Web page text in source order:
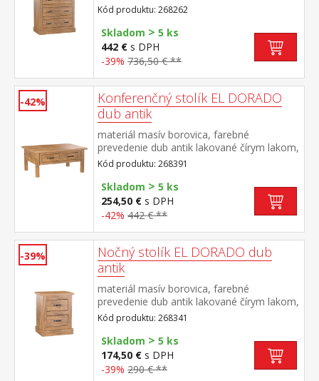
vlis drevenej štruktúry štyri zásuvky súčasť
zostavy EL DORADO
Kód produktu: 268262
Skladom > 5 ks
442 € s DPH
-39% 736,50 € **
-42%
Konferenčný stolík EL DORADO
dub antik
materiál masív borovica, farebné
prevedenie dub antik lakované čírym lakom,
vlis drevenej štruktúry dve zásuvky súčasť
zostavy EL DORADO
Kód produktu: 268391
Skladom > 5 ks
254,50 € s DPH
-42% 442 € **
-39%
Nočný stolík EL DORADO dub
antik
materiál masív borovica, farebné
prevedenie dub antik lakované čírym lakom,
vlis drevenej štruktúry dve zásuvky súčasť
zostavy EL DORADO
Kód produktu: 268341
Skladom > 5 ks
174,50 € s DPH
-39% 290 € **